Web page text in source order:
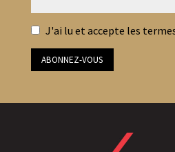
J'ai lu et accepte les